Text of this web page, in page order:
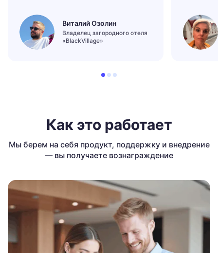
Виталий Озолин
Владелец загородного отеля
«BlackVillage»
Как это работает
Мы берем на себя продукт, поддержку и внедрение
— вы получаете вознаграждение